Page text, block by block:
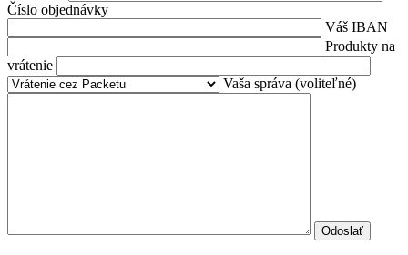
Číslo objednávky
Váš IBAN
Produkty na
vrátenie
Vaša správa (voliteľné)